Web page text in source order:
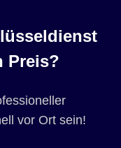
Preis?
vor Ort sein!